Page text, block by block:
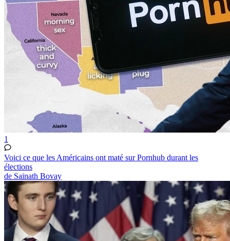
1
Voici ce que les Américains ont maté sur Pornhub durant les
élections
de Sainath Bovay